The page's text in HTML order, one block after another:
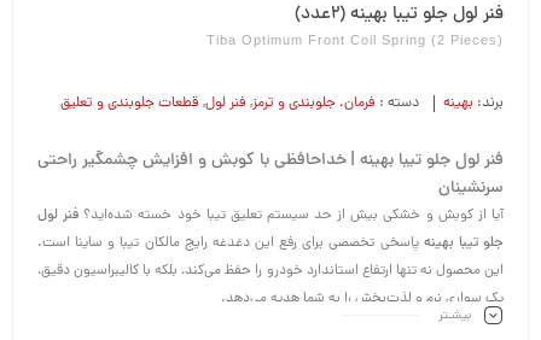
فنر لول جلو تیبا بهینه (2عدد)
Tiba Optimum Front Coil Spring (2 Pieces)
برند: بهینه دسته : فرمان،‌ جلوبندی و ترمز, فنر لول, قطعات جلوبندی و تعلیق
فنر لول جلو تیبا بهینه | خداحافظی با کوبش و افزایش چشمگیر راحتی
سرنشینان
آیا از کوبش و خشکی بیش از حد سیستم تعلیق تیبا خود خسته شده‌اید؟ فنر لول
جلو تیبا بهینه پاسخی تخصصی برای رفع این دغدغه رایج مالکان تیبا و ساینا است.
این محصول نه تنها ارتفاع استاندارد خودرو را حفظ می‌کند، بلکه با کالیبراسیون دقیق،
یک سواری نرم و لذت‌بخش را به شما هدیه می‌دهد.
این فنرها برای
بیشـتر